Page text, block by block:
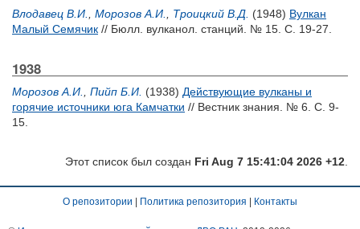
Влодавец В.И. Морозов А.И. Троицкий В.Д. (1948) Вулкан
Малый Семячик // Бюлл. вулканол. станций. № 15. С. 19-27.
1938
Морозов А.И. Пийп Б.И. (1938) Действующие вулканы и
горячие источники юга Камчатки // Вестник знания. № 6. С. 9-
15.
Этот список был создан Fri Aug 7 15:41:04 2026 +12
О репозитории Политика репозитория Контакты